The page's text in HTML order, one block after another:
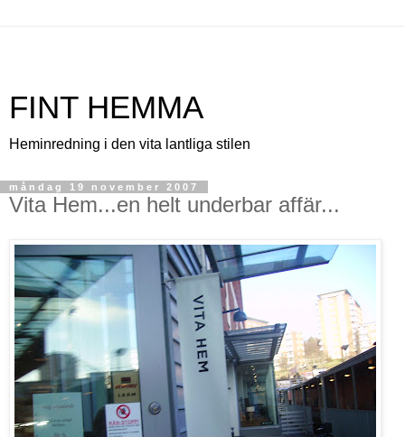
FINT HEMMA
Heminredning i den vita lantliga stilen
måndag 19 november 2007
Vita Hem...en helt underbar affär...